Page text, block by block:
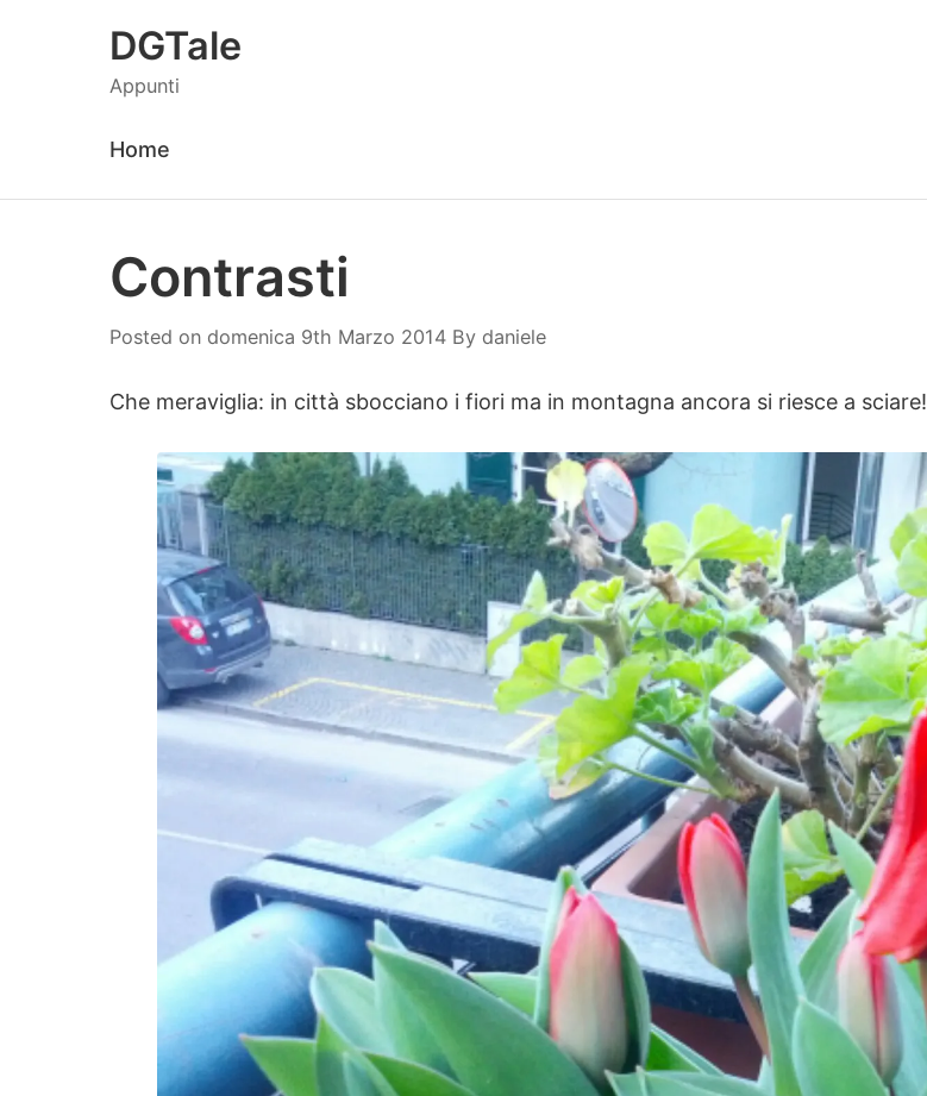
daniele
DGTale
Appunti
Home
Contrasti
Posted on domenica 9th Marzo 2014 By daniele
Che meraviglia: in città sbocciano i fiori ma in montagna ancora si riesce a sciare!